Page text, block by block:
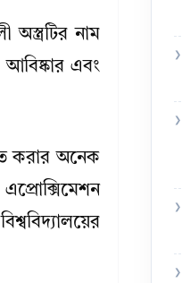
নাম
এবং
করার অনেক